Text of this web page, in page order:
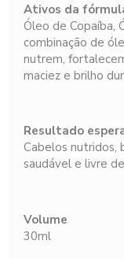
Ativos da
Óleo de Copaíba,
combinação de
nutrem,
maciez e brilho
Resultado
Cabelos nutridos,
saudável e livre
Volume
30ml